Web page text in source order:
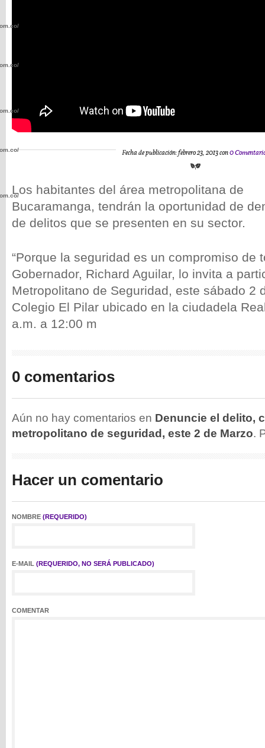
Fecha de publicación: febrero 23, 2013 con0
Los habitantes del área metropolitana de
Bucaramanga, tendrán la oportunidad de
de delitos que se presenten en su sector.
“Porque la seguridad es un compromiso de
Gobernador, Richard Aguilar, lo invita a
Metropolitano de Seguridad, este sábado 2
Colegio El Pilar ubicado en la ciudadela
a.m. a 12:00 m
0 comentarios
Aún no hay comentarios en Denuncie el delito,
metropolitano de seguridad, este 2 de Marzo.
Hacer un comentario
NOMBRE (REQUERIDO)
E-MAIL (REQUERIDO, NO SERÁ PUBLICADO)
COMENTAR
wp-
wp-
wp-
wp-
wp-
wp-